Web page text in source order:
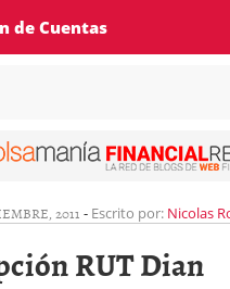
de Cuentas
2011 - Escrito por: Nicolas
RUT Dian